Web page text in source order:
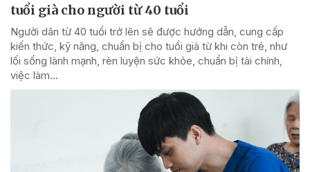
tuổi già cho người từ 40 tuổi
Người dân từ 40 tuổi trở lên sẽ được hướng dẫn, cung cấp
kiến thức, kỹ năng, chuẩn bị cho tuổi già từ khi còn trẻ, như
lối sống lành mạnh, rèn luyện sức khỏe, chuẩn bị tài chính,
việc làm...